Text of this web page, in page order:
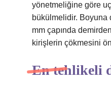
yönetmeliğine göre
bükülmelidir. Boyuna
mm çapında
kirişlerin çökmesini
En tehlikeli